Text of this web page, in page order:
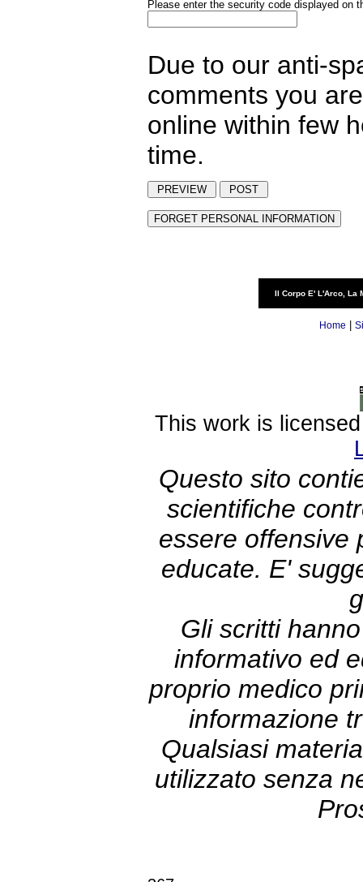
Please enter the security code displayed on
Due to our anti-
comments you
online within few
time.
Il Corpo E' L'Arco, La
Home
This work is
Questo sito
scientifiche
essere offensive
educate. E'
Gli scritti
informativo ed
proprio medico
informazione
Qualsiasi
utilizzato senza